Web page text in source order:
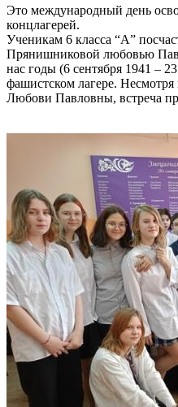
Это международный день
концлагерей.
Ученикам 6 класса “А”
Прянишниковой любовью
нас годы (6 сентября 1941 –
фашистском лагере.
Любови Павловны, встреча